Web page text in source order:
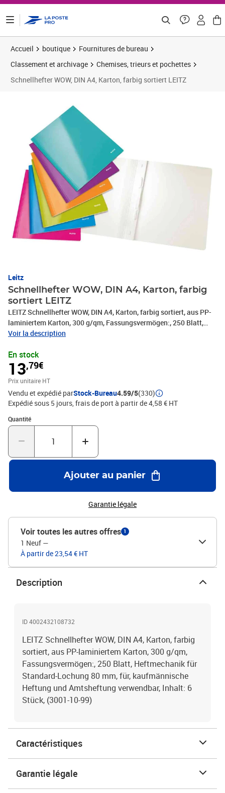
Accueil boutique
Fournitures de bureau
Classement et archivage
Chemises, trieurs et pochettes
Schnellhefter WOW, DIN A4, Karton, farbig sortiert LEITZ
Leitz
Schnellhefter WOW, DIN A4, Karton, farbig
sortiert LEITZ
LEITZ Schnellhefter WOW, DIN A4, Karton, farbig sortiert, aus PP-
laminiertem Karton, 300 g/qm, Fassungsvermögen:, 250 Blatt,
Heftmechanik für Standard-Lochung 80 mm, für, kaufmännische
99)
Voir la description
En stock
13,79€
Prix unitaire HT
Vendu et expédié parStock-Bureau4.59/5(330)
Expédié sous 5 jours, frais de port à partir de 4,58 € HT
Quantité
Quantité : 1
Ajouter au panier
Garantie légale
Voir toutes les autres offres 1
1 Neuf —
À partir de 23,54 € HT
Description
ID 4002432108732
LEITZ Schnellhefter WOW, DIN A4, Karton, farbig
sortiert, aus PP-laminiertem Karton, 300 g/qm,
Fassungsvermögen:, 250 Blatt, Heftmechanik für
Standard-Lochung 80 mm, für, kaufmännische
Heftung und Amtsheftung verwendbar, Inhalt: 6
Stück, (3001-10-99)
Caractéristiques
Garantie légale